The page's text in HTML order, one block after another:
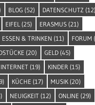
BLOG (52) DATENSCHUTZ (12)
EIFEL (25) ERASMUS (21)
ESSEN & TRINKEN (11) FORUM
(20) GELD (45)
INTERNET (19) KINDER (15)
KÜCHE (17) MUSIK (20)
NEUIGKEIT (12) ONLINE (29)